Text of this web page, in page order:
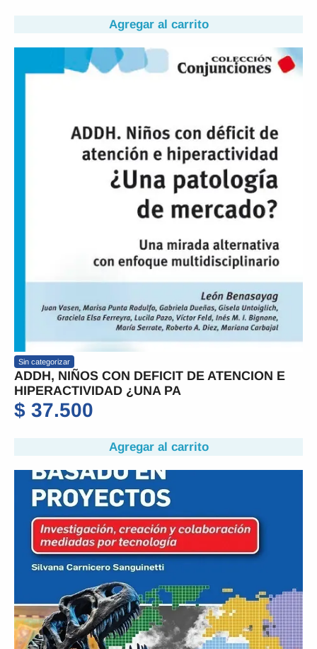
Agregar al carrito
Sin categorizar
ADDH, NIÑOS CON DEFICIT DE ATENCION E
HIPERACTIVIDAD ¿UNA PA
$ 37.500
Agregar al carrito